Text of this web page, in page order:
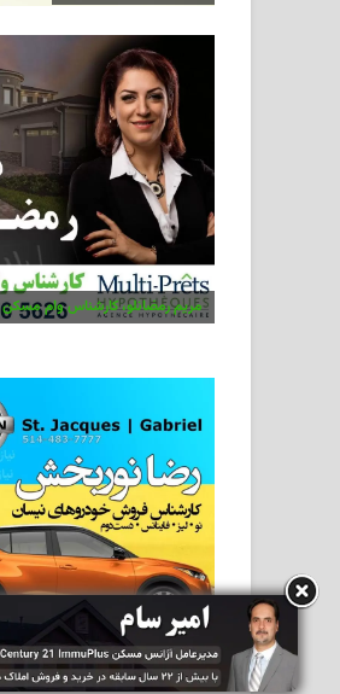
مریم رمضانلو، کارشناس وام مسکن
رضا نوربخش، نماینده فروش نیسان